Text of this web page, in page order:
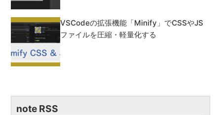
VSCodeの拡張機能「Minify」でCSSやJS
ファイルを圧縮・軽量化する
note RSS